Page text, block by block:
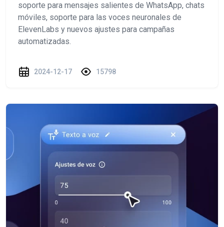
soporte para mensajes salientes de WhatsApp, chats
móviles, soporte para las voces neuronales de
ElevenLabs y nuevos ajustes para campañas
automatizadas.
2024-12-17 15798